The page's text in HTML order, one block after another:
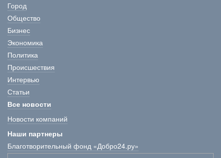
Город
Общество
Бизнес
Экономика
Политика
Происшествия
Интервью
Статьи
Все новости
Новости компаний
Наши партнеры
Благотворительный фонд «Добро24.ру»